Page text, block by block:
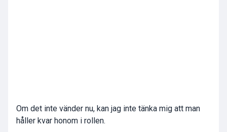
Om det inte vänder nu, kan jag inte tänka mig att man
håller kvar honom i rollen.